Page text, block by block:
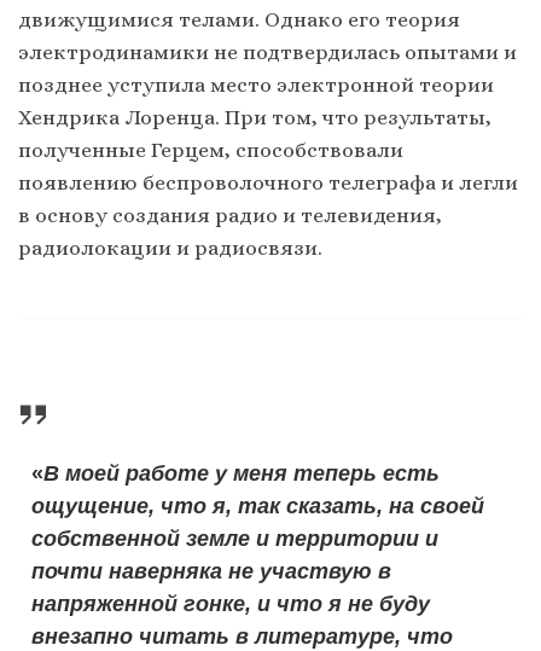
движущимися телами. Однако его теория
электродинамики не подтвердилась опытами и
позднее уступила место электронной теории
Хендрика Лоренца. При том, что результаты,
полученные Герцем, способствовали
появлению беспроволочного телеграфа и легли
в основу создания радио и телевидения,
радиолокации и радиосвязи.
«В моей работе у меня теперь есть
ощущение, что я, так сказать, на своей
собственной земле и территории и
почти наверняка не участвую в
напряженной гонке, и что я не буду
внезапно читать в литературе, что